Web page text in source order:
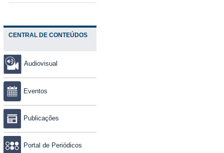
CENTRAL DE CONTEÚDOS
Audiovisual
Eventos
Publicações
Portal de Periódicos